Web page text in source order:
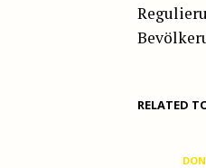
RELATED